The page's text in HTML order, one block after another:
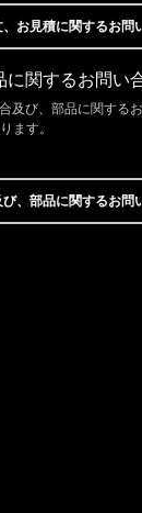
お見積に関するお問
に関するお問い
及び、部品に関する
ます。
、部品に関するお問